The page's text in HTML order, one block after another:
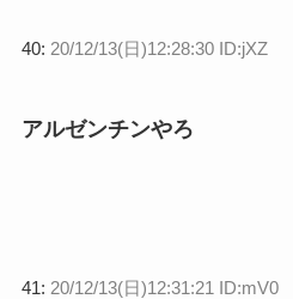
40: 20/12/13(日)12:28:30 ID:jXZ
アルゼンチンやろ
41: 20/12/13(日)12:31:21 ID:mV0